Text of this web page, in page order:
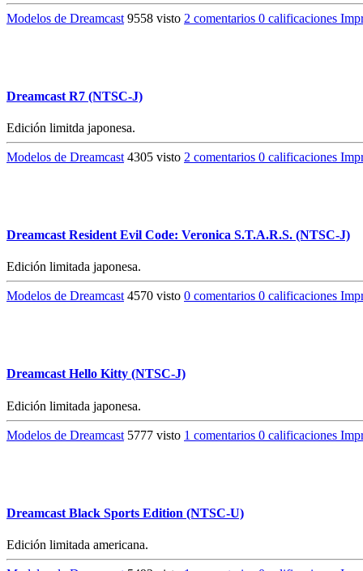
Modelos de Dreamcast 9558 visto 2 comentarios 0 calificaciones
Dreamcast R7 (NTSC-J)
Edición limitda japonesa.
Modelos de Dreamcast 4305 visto 2 comentarios 0 calificaciones
Dreamcast Resident Evil Code: Veronica S.T.A.R.S. (NTSC-J)
Edición limitada japonesa.
Modelos de Dreamcast 4570 visto 0 comentarios 0 calificaciones
Dreamcast Hello Kitty (NTSC-J)
Edición limitada japonesa.
Modelos de Dreamcast 5777 visto 1 comentarios 0 calificaciones
Dreamcast Black Sports Edition (NTSC-U)
Edición limitada americana.